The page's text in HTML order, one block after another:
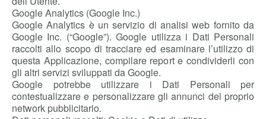
Google Analytics (Google Inc.)
Google Analytics è un servizio di analisi web fornito da
Google Inc. (“Google”). Google utilizza i Dati Personali
raccolti allo scopo di tracciare ed esaminare l’utilizzo di
questa Applicazione, compilare report e condividerli con
gli altri servizi sviluppati da Google.
Google potrebbe utilizzare i Dati Personali per
contestualizzare e personalizzare gli annunci del proprio
network pubblicitario.